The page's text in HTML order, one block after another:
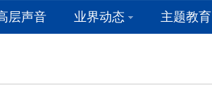
层声音 业界动态 主题教育